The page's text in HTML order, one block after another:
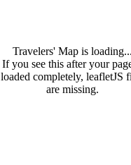
Travelers' Map is loading...
If you see this after your
loaded completely, leafletJS
are missing.